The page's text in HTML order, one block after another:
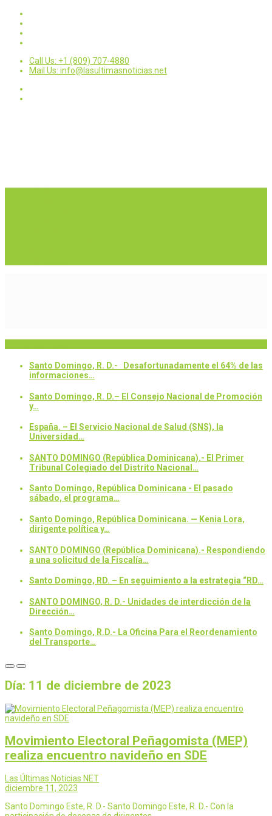
Call Us: +1 (809) 707-4880
Mail Us: info@lasultimasnoticias.net
Santo Domingo, R. D.- Desafortunadamente el 64% de las
informaciones…
Santo Domingo, R. D.– El Consejo Nacional de Promoción
y…
España. – El Servicio Nacional de Salud (SNS), la
Universidad…
SANTO DOMINGO (República Dominicana).- El Primer
Tribunal Colegiado del Distrito Nacional…
Santo Domingo, República Dominicana - El pasado
sábado, el programa…
Santo Domingo, República Dominicana. — Kenia Lora,
dirigente política y…
SANTO DOMINGO (República Dominicana).- Respondiendo
a una solicitud de la Fiscalía…
Santo Domingo, RD. – En seguimiento a la estrategia “RD…
SANTO DOMINGO, R. D.- Unidades de interdicción de la
Dirección…
Santo Domingo, R.D.- La Oficina Para el Reordenamiento
del Transporte…
Día: 11 de diciembre de 2023
Movimiento Electoral Peñagomista (MEP)
realiza encuentro navideño en SDE
Las Últimas Noticias NET
diciembre 11, 2023
Santo Domingo Este, R. D.- Santo Domingo Este, R. D.- Con la